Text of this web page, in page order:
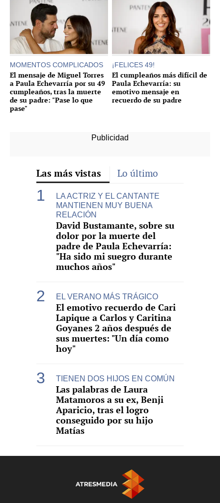
MOMENTOS COMPLICADOS
El mensaje de Miguel Torres
a Paula Echevarría por su 49
cumpleaños, tras la muerte
de su padre: "Pase lo que
pase"
¡FELICES 49!
El cumpleaños más difícil de
Paula Echevarría: su
emotivo mensaje en
recuerdo de su padre
Las más vistas Lo último
LA ACTRIZ Y EL CANTANTE
MANTIENEN MUY BUENA
RELACIÓN
David Bustamante, sobre su
dolor por la muerte del
padre de Paula Echevarría:
"Ha sido mi suegro durante
muchos años"
EL VERANO MÁS TRÁGICO
El emotivo recuerdo de Cari
Lapique a Carlos y Caritina
Goyanes 2 años después de
sus muertes: "Un día como
hoy"
TIENEN DOS HIJOS EN COMÚN
Las palabras de Laura
Matamoros a su ex, Benji
Aparicio, tras el logro
conseguido por su hijo
Matías